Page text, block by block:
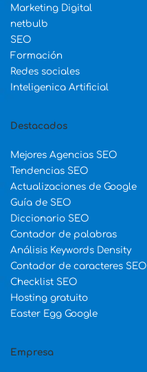
Marketing Digital
netbulb
SEO
Formación
Redes sociales
Inteligenica Artificial
Destacados
Mejores Agencias SEO
Tendencias SEO
Actualizaciones de Google
Guía de SEO
Diccionario SEO
Contador de palabras
Análisis Keywords Density
Contador de caracteres SEO
Checklist SEO
Hosting gratuito
Easter Egg Google
Empresa